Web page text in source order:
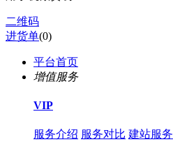
二维码
进货单(0)
平台首页
增值服务
VIP
服务介绍 服务对比 建站服务